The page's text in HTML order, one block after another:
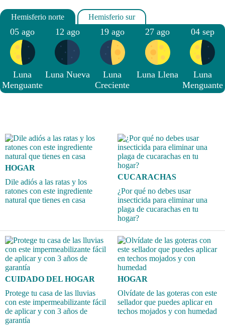
05 ago
Luna
Menguante
12 ago
Luna Nueva
19 ago
Luna
Creciente
27 ago
Luna Llena
04 sep
Luna
Menguante
HOGAR
Dile adiós a las ratas y los
ratones con este ingrediente
natural que tienes en casa
CUCARACHAS
¿Por qué no debes usar
insecticida para eliminar una
plaga de cucarachas en tu
hogar?
CUIDADO DEL HOGAR
Protege tu casa de las lluvias
con este impermeabilizante fácil
de aplicar y con 3 años de
garantía
HOGAR
Olvídate de las goteras con este
sellador que puedes aplicar en
techos mojados y con humedad